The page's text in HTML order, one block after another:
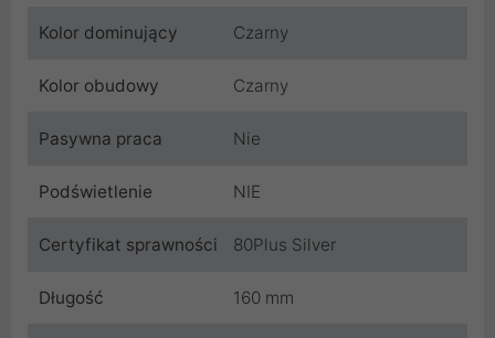
Kolor dominujący Czarny
Kolor obudowy Czarny
Pasywna praca Nie
Podświetlenie NIE
Certyfikat sprawności 80Plus Silver
Długość 160 mm